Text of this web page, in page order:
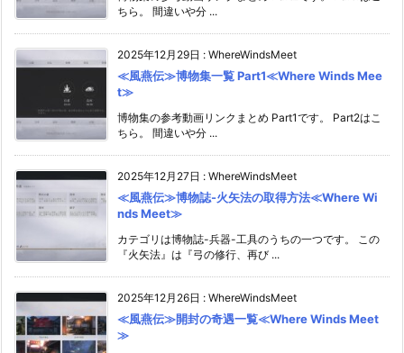
ちら。 間違いや分 ...
2025年12月29日 : WhereWindsMeet
≪風燕伝≫博物集一覧 Part1≪Where Winds Mee
t≫
博物集の参考動画リンクまとめ Part1です。 Part2はこ
ちら。 間違いや分 ...
2025年12月27日 : WhereWindsMeet
≪風燕伝≫博物誌-火矢法の取得方法≪Where Wi
nds Meet≫
カテゴリは博物誌-兵器-工具のうちの一つです。 この
『火矢法』は『弓の修行、再び ...
2025年12月26日 : WhereWindsMeet
≪風燕伝≫開封の奇遇一覧≪Where Winds Meet
≫